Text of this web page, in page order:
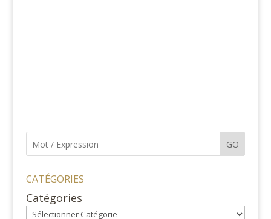
GO
CATÉGORIES
Catégories